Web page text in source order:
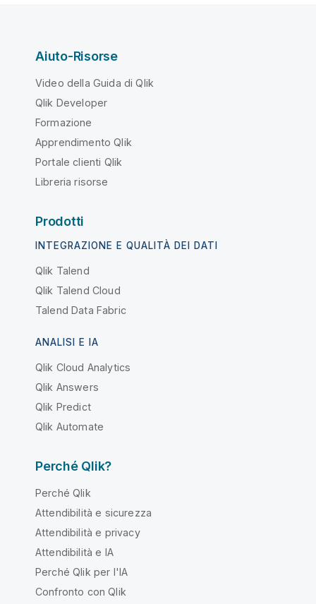
Aiuto-Risorse
Video della Guida di Qlik
Qlik Developer
Formazione
Apprendimento Qlik
Portale clienti Qlik
Libreria risorse
Prodotti
INTEGRAZIONE E QUALITÀ DEI DATI
Qlik Talend
Qlik Talend Cloud
Talend Data Fabric
ANALISI E IA
Qlik Cloud Analytics
Qlik Answers
Qlik Predict
Qlik Automate
Perché Qlik?
Perché Qlik
Attendibilità e sicurezza
Attendibilità e privacy
Attendibilità e IA
Perché Qlik per l'IA
Confronto con Qlik